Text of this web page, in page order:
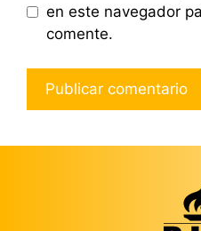
en este navegador
comente.